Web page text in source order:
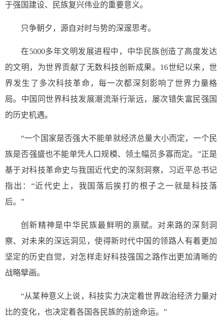
于强国建设、民族复兴伟业的重要意义。
只争朝夕，源自对时与势的深邃思考。
在5000多年文明发展进程中，中华民族创造了高度发达
的文明，为世界贡献了无数科技创新成果。16世纪以来，世
界发生了多次科技革命，每一次都深刻影响了世界力量格
局。中国同世界科技发展潮流渐行渐远，屡次错失富民强国
的历史机遇。
“一个国家是否强大不能单就经济总量大小而定，一个民
族是否强盛也不能单凭人口规模、领土幅员多寡而定。”正是
基于对科技革命史与我国近代史的深刻洞察，习近平总书记
指出：“近代史上，我国落后挨打的根子之一就是科技落
后。”
创新精神是中华民族最鲜明的禀赋。对来路的深刻洞
察、对未来的深远洞见，使得新时代中国的领路人有着更加
坚定的历史自觉，对怎样走好科技强国之路作出更加清晰的
战略擘画。
“从某种意义上说，科技实力决定着世界政治经济力量对
比的变化，也决定着各国各民族的前途命运。”